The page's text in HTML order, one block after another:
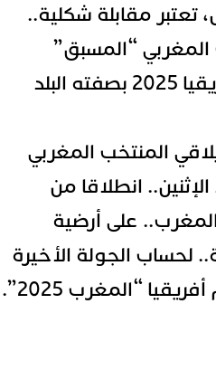
مقابلة شكلية..
“المسبق”
لنهائيات كأس أمم إفريقيا 2025 بصفته البلد
المنتخب المغربي
انطلاقا من
على أرضية
الجولة الأخيرة
“المغرب 2025”.